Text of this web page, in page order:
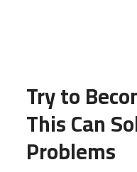
Try to
This Can
Problems